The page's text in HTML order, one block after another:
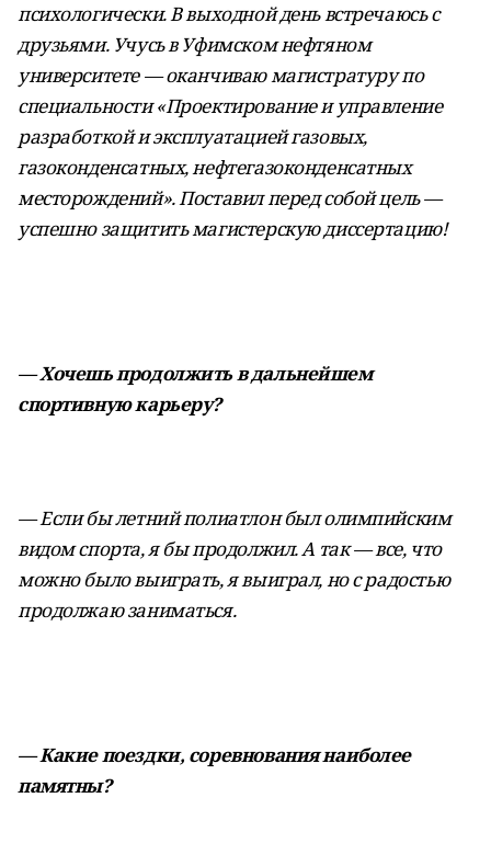
психологически. В выходной день встречаюсь с
друзьями. Учусь в Уфимском нефтяном
университете — оканчиваю магистратуру по
специальности «Проектирование и управление
разработкой и эксплуатацией газовых,
газоконденсатных, нефтегазоконденсатных
месторождений». Поставил перед собой цель —
успешно защитить магистерскую диссертацию!
— Хочешь продолжить в дальнейшем
спортивную карьеру?
— Если бы летний полиатлон был олимпийским
видом спорта, я бы продолжил. А так — все, что
можно было выиграть, я выиграл, но с радостью
продолжаю заниматься.
— Какие поездки, соревнования наиболее
памятны?